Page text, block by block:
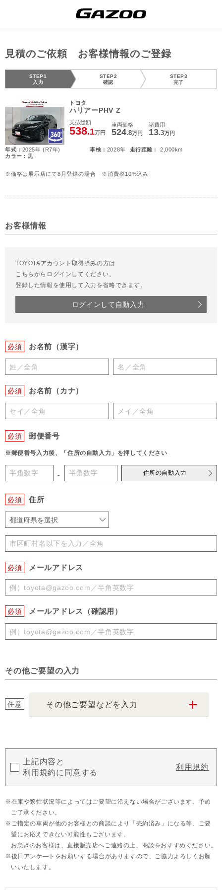
見積のご依頼 お客様情報のご登録
STEP1
入力
STEP2
確認
STEP3
完了
トヨタ
ハリアーPHV Z
支払総額
538.1万円
車両価格
524.8万円
諸費用
13.3万円
年式 : 2025年 (R7年) 車検 : 2028年 走行距離 :
2,000km
カラー :黒
※価格は展示店にて8月登録の場合 ※消費税10%込み
お客様情報
TOYOTAアカウント取得済みの方は
こちらからログインしてください。
登録した情報を使用して入力を省略できます。
ログインして自動入力
必須 お名前（漢字）
必須 お名前（カナ）
必須 郵便番号
※郵便番号入力後、「住所の自動入力」を押してください
- 住所の自動入力
必須 住所
都道府県を選択
必須 メールアドレス
必須 メールアドレス（確認用）
その他ご要望の入力
任意 その他ご要望などを入力
上記内容と
利用規約に同意する
利用規約
在庫や繁忙状況等によってはご要望に沿えない場合がございます。予め
ご了承ください。
ご指定の車両が他のお客様との商談により「売約済み」になる等、ご要
望にお応えできない可能性もございます。
お急ぎのお客様は、直接販売店へご連絡の上、商談をおすすめください。
後日アンケ―トをお願いする場合がありますので、ご協力よろしくお願
いいたします。